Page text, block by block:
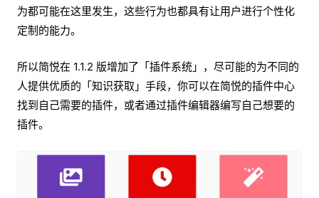
为都可能在这里发生，这些行为也都具有让用户进行个性化
定制的能力。
所以简悦在 1.1.2 版增加了「插件系统」，尽可能的为不同的
人提供优质的「知识获取」手段，你可以在简悦的插件中心
找到自己需要的插件，或者通过插件编辑器编写自己想要的
插件。